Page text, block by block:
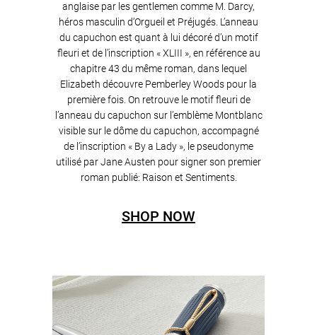
anglaise par les gentlemen comme M. Darcy,
héros masculin d’Orgueil et Préjugés. L’anneau
du capuchon est quant à lui décoré d’un motif
fleuri et de l’inscription « XLIII », en référence au
chapitre 43 du même roman, dans lequel
Elizabeth découvre Pemberley Woods pour la
première fois. On retrouve le motif fleuri de
l’anneau du capuchon sur l’emblème Montblanc
visible sur le dôme du capuchon, accompagné
de l’inscription « By a Lady », le pseudonyme
utilisé par Jane Austen pour signer son premier
roman publié: Raison et Sentiments.
SHOP NOW